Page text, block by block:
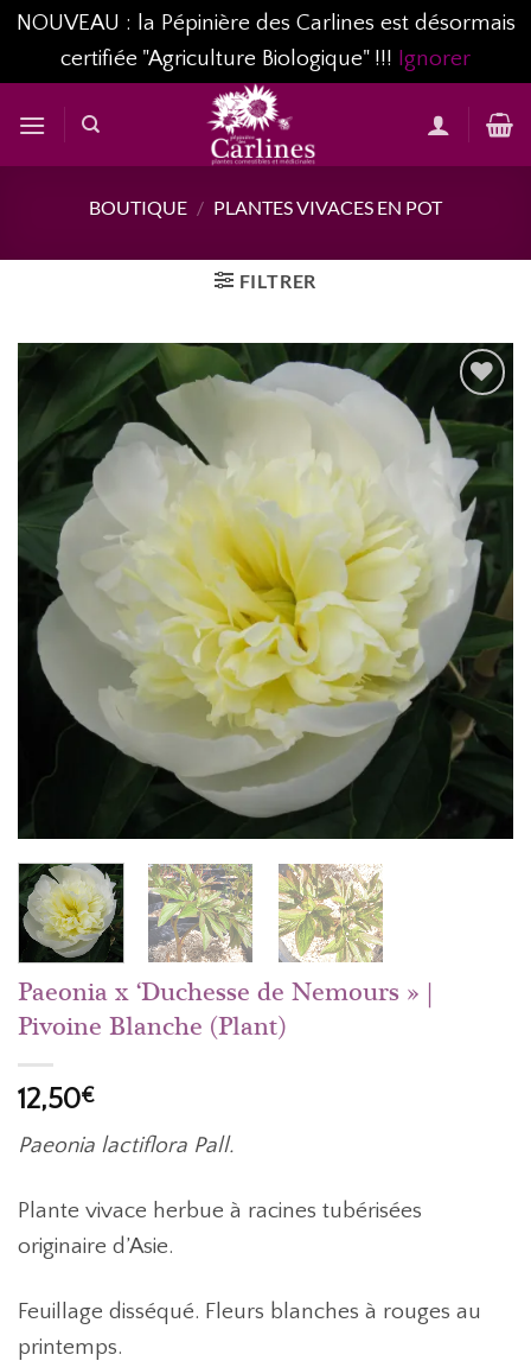
NOUVEAU : la Pépinière des Carlines est désormais
certifiée "Agriculture Biologique" !!! Ignorer
BOUTIQUE / PLANTES VIVACES EN POT
FILTRER
AJOUTER
À MA
LISTE
D’ENVIES...
Paeonia x ‘Duchesse de Nemours » |
Pivoine Blanche (Plant)
12,50€
Paeonia lactiflora Pall.
Plante vivace herbue à racines tubérisées
originaire d’Asie.
Feuillage disséqué. Fleurs blanches à rouges au
printemps.